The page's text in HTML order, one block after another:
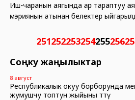
Иш-чаранын аягында ар тараптуу
мэриянын атынан белектер
251252253254255256
Соңку жаңылыктар
8 август
Республикалык окуу борборунда
жумушчу топтун жыйыны өттү